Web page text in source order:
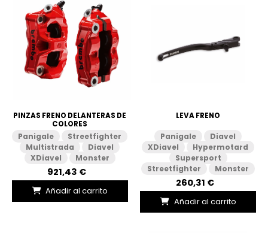
PINZAS FRENO DELANTERAS DE
COLORES
Panigale
Streetfighter
Multistrada
Diavel
XDiavel
Monster
921,43 €
Añadir al carrito
LEVA FRENO
Panigale
Diavel
XDiavel
Hypermotard
Supersport
Streetfighter
Monster
260,31 €
Añadir al carrito